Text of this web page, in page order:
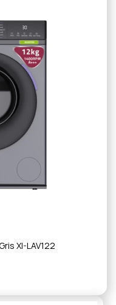
XI-LAV122